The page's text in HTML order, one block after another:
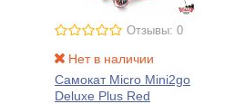
Отзывы: 0
Нет в наличии
Самокат Micro Mini2go
Deluxe Plus Red